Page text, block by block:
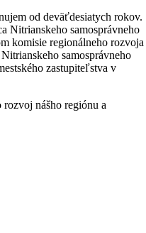
od deväťdesiatych rokov.
Nitrianskeho samosprávneho
komisie regionálneho rozvoja
samosprávneho
zastupiteľstva v
nášho regiónu a